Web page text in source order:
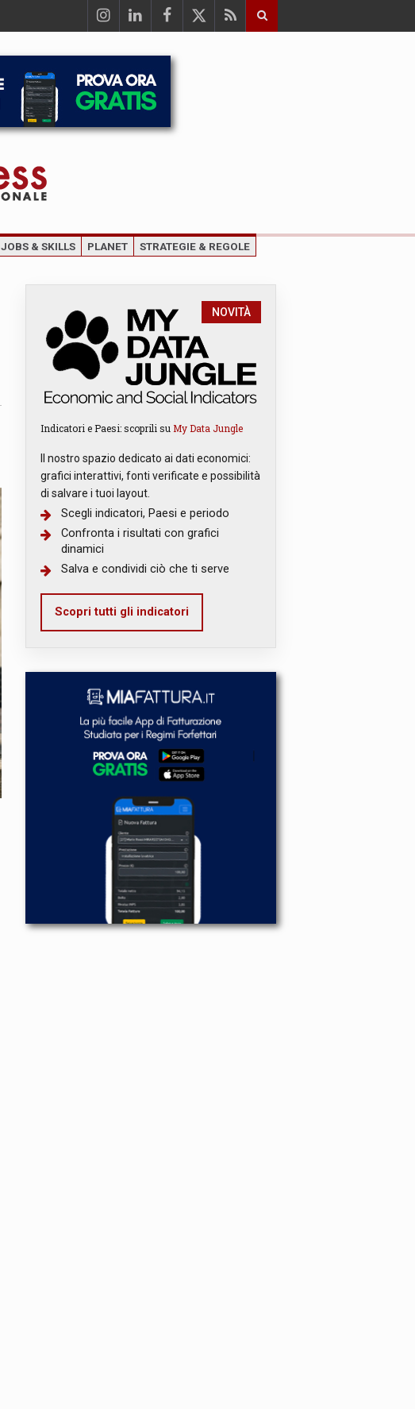
JOBS & SKILLS PLANET STRATEGIE & REGOLE
NOVITÀ
Indicatori e Paesi: scoprili su My Data Jungle
Il nostro spazio dedicato ai dati economici:
grafici interattivi, fonti verificate e possibilità
di salvare i tuoi layout.
Scegli indicatori, Paesi e periodo
Confronta i risultati con grafici
dinamici
Salva e condividi ciò che ti serve
Scopri tutti gli indicatori